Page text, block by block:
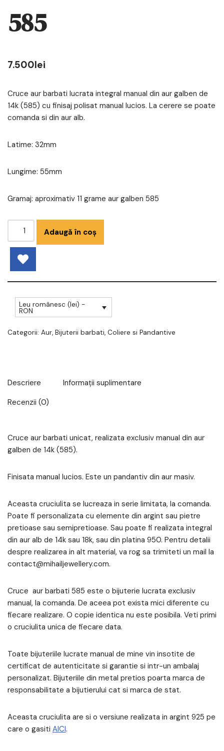
585
7.500lei
Cruce aur barbati lucrata integral manual din aur galben de
14k (585) cu finisaj polisat manual lucios. La cerere se poate
comanda si din aur alb.
Latime: 32mm
Lungime: 55mm
Gramaj: aproximativ 11 grame aur galben 585
Adaugă în coș
Leu românesc (lei) -
RON
Categorii: Aur, Bijuterii barbati, Coliere si Pandantive
Descriere
Informații suplimentare
Recenzii (0)
Cruce aur barbati unicat, realizata exclusiv manual din aur
galben de 14k (585).
Finisata manual lucios. Este un pandantiv din aur masiv.
Aceasta cruciulita se lucreaza in serie limitata, la comanda.
Poate fi personalizata cu elemente din argint sau pietre
pretioase sau semipretioase. Sau poate fi realizata integral
din aur alb de 14k sau 18k, sau din platina 950. Pentru detalii
despre realizarea in alt material, va rog sa trimiteti un mail la
contact@mihailjewellery.com.
Cruce aur barbati 585 este o bijuterie lucrata exclusiv
manual, la comanda. De aceea pot exista mici diferente cu
fiecare realizare. O copie identica nu este posibila. Veti primi
o cruciulita unica de fiecare data.
Toate bijuteriile lucrate manual de mine vin insotite de
certificat de autenticitate si garantie si intr-un ambalaj
personalizat. Bijuteriile din metal pretios poarta marca de
responsabilitate a bijutierului cat si marca de stat.
Aceasta cruciulita are si o versiune realizata in argint 925 pe
care o gasiti AICI.